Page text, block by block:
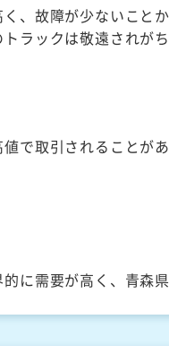
、故障が少ないこと
ラックは敬遠されが
で取引されることがあ
に需要が高く、青森